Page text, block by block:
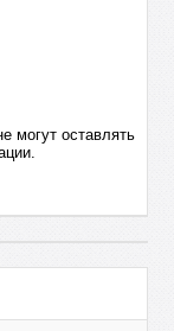
могут оставлять